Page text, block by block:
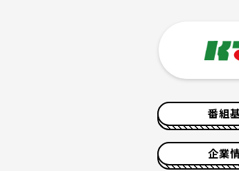
番組
企業